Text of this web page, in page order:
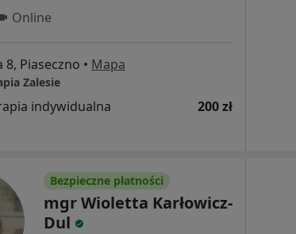
Online
8, Piaseczno • Mapa
Zalesie
indywidualna 200 zł
Bezpieczne płatności
mgr Wioletta Karłowicz-
Dul